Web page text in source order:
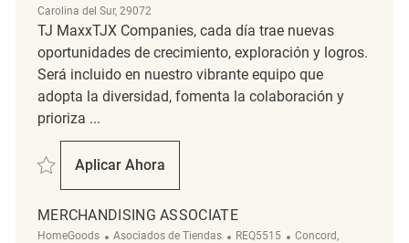
Carolina del Sur, 29072
TJ MaxxTJX Companies, cada día trae nuevas
oportunidades de crecimiento, exploración y logros.
Será incluido en nuestro vibrante equipo que
adopta la diversidad, fomenta la colaboración y
prioriza ...
Salvar Retail Merchandising Associate REQ104016
Aplicar Ahora
Retail Merchandising Associate
MERCHANDISING ASSOCIATE
HomeGoods Categoría
Asociados de Tiendas ReqId
REQ5515 Ubicación
Concord,